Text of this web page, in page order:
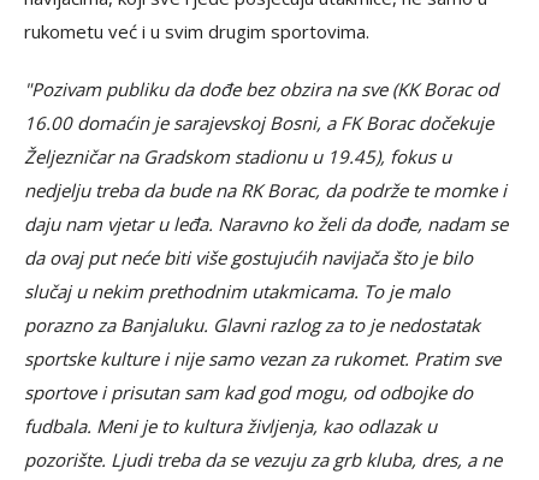
rukometu već i u svim drugim sportovima.
"Pozivam publiku da dođe bez obzira na sve (KK Borac od
16.00 domaćin je sarajevskoj Bosni, a FK Borac dočekuje
Željezničar na Gradskom stadionu u 19.45), fokus u
nedjelju treba da bude na RK Borac, da podrže te momke i
daju nam vjetar u leđa. Naravno ko želi da dođe, nadam se
da ovaj put neće biti više gostujućih navijača što je bilo
slučaj u nekim prethodnim utakmicama. To je malo
porazno za Banjaluku. Glavni razlog za to je nedostatak
sportske kulture i nije samo vezan za rukomet. Pratim sve
sportove i prisutan sam kad god mogu, od odbojke do
fudbala. Meni je to kultura življenja, kao odlazak u
pozorište. Ljudi treba da se vezuju za grb kluba, dres, a ne